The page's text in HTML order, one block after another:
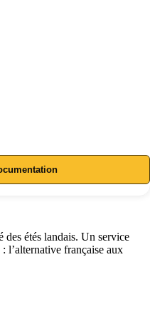
des étés landais. Un service
l’alternative française aux